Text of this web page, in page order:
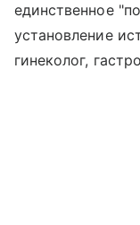
единственное
установление
гинеколог,